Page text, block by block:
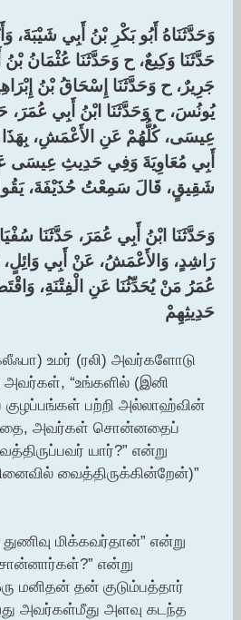
وَحَدَّثَنَاهُ أَبُو بَكْرِ بْنُ أَبِي شَيْبَةَ،
حَدَّثَنَا وَكِيعٌ، ح وَحَدَّثَنَا عُثْمَانُ بْنُ
جَرِيرٌ، ح وَحَدَّثَنَا إِسْحَاقُ بْنُ
يُونُسَ، ح وَحَدَّثَنَا ابْنُ أَبِي عُمَرَ،
عِيسَى، كُلُّهُمْ عَنِ الأَعْمَشِ، بِهَذَا
أَبِي مُعَاوِيَةَ وَفِي حَدِيثِ عِيسَى
شَقِيقٍ، قَالَ سَمِعْتُ حُذَيْفَةَ،
وَحَدَّثَنَا ابْنُ أَبِي عُمَرَ، حَدَّثَنَا
رَاشِدٍ، وَالأَعْمَشُ، عَنْ أَبِي
عُمَرُ مَنْ يُحَدِّثُنَا عَنِ الْفِتْنَةِ،
حَدِيثِهِمْ ‏‏
உமர் (ரலி) அவர்களோடு
“உங்களில் (இனி
குழப்பங்கள் பற்றி அல்லாஹ்வின்
அவர்கள் சொன்னதைப்
யார்?” என்று
வைத்திருக்கின்றேன்)”
துணிவு மிக்கவர்தான்” என்று
சொன்னார்கள்?” என்று
மனிதன் தன் குடும்பத்தார்
அவர்கள்மீது அளவு கடந்த